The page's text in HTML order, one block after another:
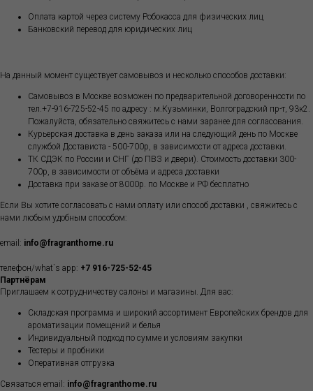
Оплата картой через систему Робокасса для физических лиц
Банковский перевод для юридических лиц
На данный момент существует самовывоз и несколько способов доставки:
Самовывоз в Москве возможен по предварительной договоренности по
тел.+7-916-725-52-45 по адресу : м.Кузьминки, Волгоградский пр-т, 93к2.
Пожалуйста, обязательно свяжитесь с нами заранее для согласования.
Курьерская доставка в день заказа или на следующий день по Москве
службой Достависта - 500-700р, в зависимости от адреса доставки.
ТК СДЭК по России и СНГ (до ПВЗ и двери). Стоимость доставки 300-
700р, в зависимости от объёма и адреса доставки
Доставка при заказе от 8000р. по Москве и РФ бесплатно
Если Вы хотите согласовать с нами оплату или способ доставки , свяжитесь с
нами любым удобным способом:
email: info@fragranthome.ru
телефон/what`s app: +7 916-725-52-45
Партнёрам
Приглашаем к сотрудничеству салоны и магазины. Для вас:
Складская программа и широкий ассортимент Европейских брендов для
ароматизации помещений и белья
Индивидуальный подход по сумме и условиям закупки
Тестеры и пробники
Оперативная отгрузка
Связаться email: info@fragranthome.ru